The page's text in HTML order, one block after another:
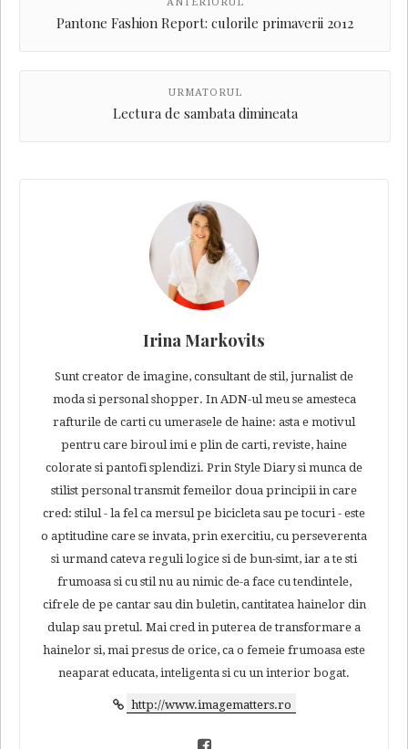
ANTERIORUL
Pantone Fashion Report: culorile primaverii 2012
URMATORUL
Lectura de sambata dimineata
Irina Markovits
Sunt creator de imagine, consultant de stil, jurnalist de
moda si personal shopper. In ADN-ul meu se amesteca
rafturile de carti cu umerasele de haine: asta e motivul
pentru care biroul imi e plin de carti, reviste, haine
colorate si pantofi splendizi. Prin Style Diary si munca de
stilist personal transmit femeilor doua principii in care
cred: stilul - la fel ca mersul pe bicicleta sau pe tocuri - este
o aptitudine care se invata, prin exercitiu, cu perseverenta
si urmand cateva reguli logice si de bun-simt, iar a te sti
frumoasa si cu stil nu au nimic de-a face cu tendintele,
cifrele de pe cantar sau din buletin, cantitatea hainelor din
dulap sau pretul. Mai cred in puterea de transformare a
hainelor si, mai presus de orice, ca o femeie frumoasa este
neaparat educata, inteligenta si cu un interior bogat.
http://www.imagematters.ro